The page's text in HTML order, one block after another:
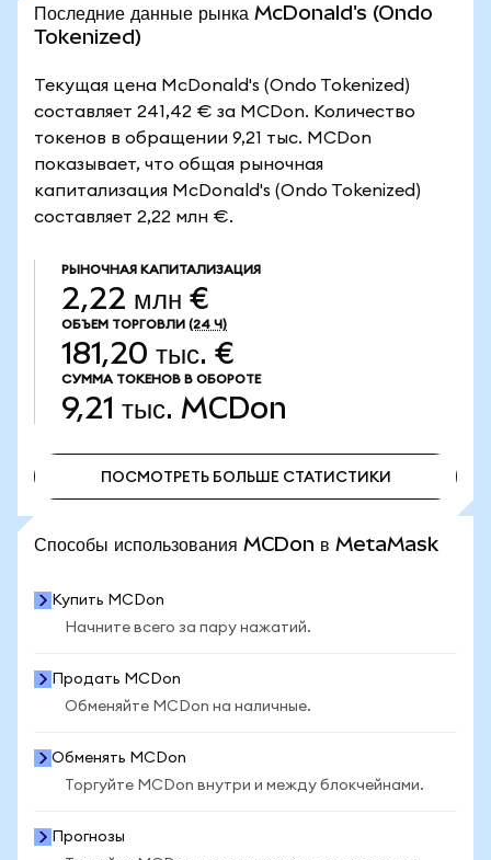
Последние данные рынка McDonald's (Ondo
Tokenized)
Текущая цена McDonald's (Ondo Tokenized)
составляет 241,42 € за MCDon. Количество
токенов в обращении 9,21 тыс. MCDon
показывает, что общая рыночная
капитализация McDonald's (Ondo Tokenized)
составляет 2,22 млн €.
РЫНОЧНАЯ КАПИТАЛИЗАЦИЯ
2,22 млн €
ОБЪЕМ ТОРГОВЛИ (24 Ч)
181,20 тыс. €
СУММА ТОКЕНОВ В ОБОРОТЕ
9,21 тыс. MCDon
ПОСМОТРЕТЬ БОЛЬШЕ СТАТИСТИКИ
Способы использования MCDon в MetaMask
Купить MCDon
Начните всего за пару нажатий.
Продать MCDon
Обменяйте MCDon на наличные.
Обменять MCDon
Торгуйте MCDon внутри и между блокчейнами.
Прогнозы